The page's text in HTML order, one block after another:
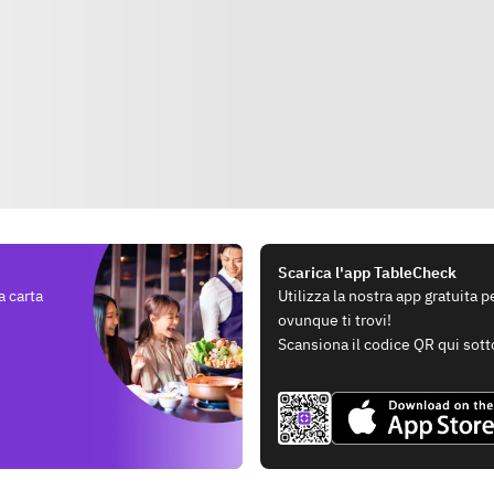
carta
Scarica l'app TableCheck
Utilizza la nostra app gratuita
ovunque ti trovi!
Scansiona il codice QR qui